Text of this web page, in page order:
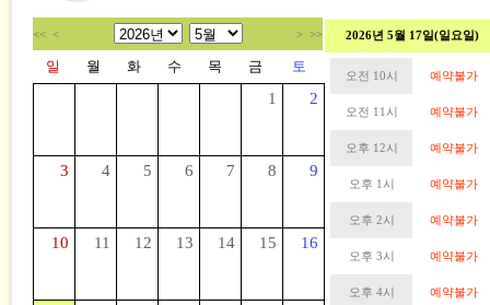
<< < > >>
일 월 화 수 목 금 토
1 2
3 4 5 6 7 8 9
10 11 12 13 14 15 16
2026년 5월 17일(일요일)
오전 10시 예약불가
오전 11시 예약불가
오후 12시 예약불가
오후 1시 예약불가
오후 2시 예약불가
오후 3시 예약불가
오후 4시 예약불가